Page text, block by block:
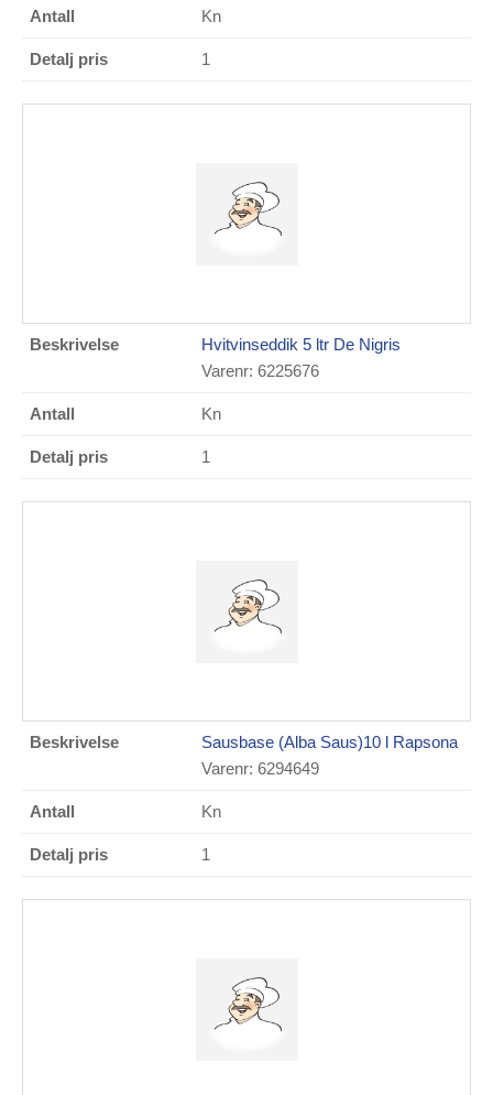
Kn
1
Hvitvinseddik 5 ltr De Nigris
Varenr: 6225676
Kn
1
Sausbase (Alba Saus)10 l Rapsona
Varenr: 6294649
Kn
1